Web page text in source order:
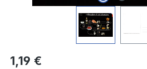
Regulärer Preis:
1,19 €